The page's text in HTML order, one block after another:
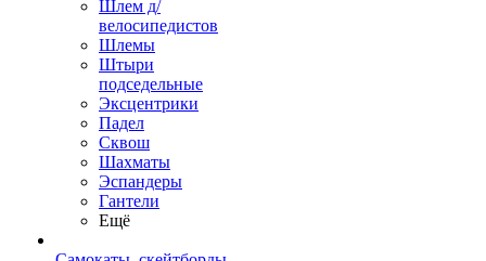
Шлем д/
велосипедистов
Шлемы
Штыри
подседельные
Эксцентрики
Падел
Сквош
Шахматы
Эспандеры
Гантели
Ещё